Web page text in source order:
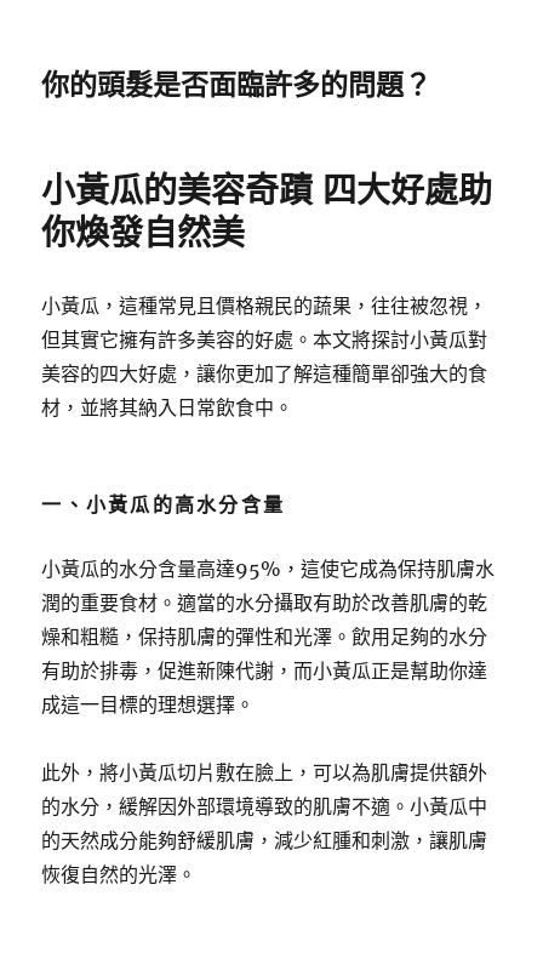
你的頭髮是否面臨許多的問題？
小黃瓜的美容奇蹟 四大好處助
你煥發自然美
小黃瓜，這種常見且價格親民的蔬果，往往被忽視，
但其實它擁有許多美容的好處。本文將探討小黃瓜對
美容的四大好處，讓你更加了解這種簡單卻強大的食
材，並將其納入日常飲食中。
一、小黃瓜的高水分含量
小黃瓜的水分含量高達95%，這使它成為保持肌膚水
潤的重要食材。適當的水分攝取有助於改善肌膚的乾
燥和粗糙，保持肌膚的彈性和光澤。飲用足夠的水分
有助於排毒，促進新陳代謝，而小黃瓜正是幫助你達
成這一目標的理想選擇。
此外，將小黃瓜切片敷在臉上，可以為肌膚提供額外
的水分，緩解因外部環境導致的肌膚不適。小黃瓜中
的天然成分能夠舒緩肌膚，減少紅腫和刺激，讓肌膚
恢復自然的光澤。